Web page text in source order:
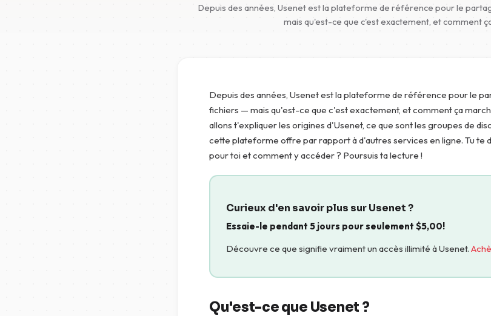
Depuis des années, Usenet est la plateforme de référence pour le
mais qu'est-ce que c'est exactement, et comment
Depuis des années, Usenet est la plateforme de référence pour le
fichiers — mais qu'est-ce que c'est exactement, et comment ça
allons t'expliquer les origines d'Usenet, ce que sont les groupes de
cette plateforme offre par rapport à d'autres services en ligne. Tu te
pour toi et comment y accéder ? Poursuis ta lecture !
Curieux d'en savoir plus sur Usenet ?
Essaie-le pendant 5 jours pour seulement $5,00!
Découvre ce que signifie vraiment un accès illimité à Usenet.
Qu'est-ce que Usenet ?